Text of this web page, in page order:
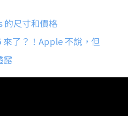
的尺寸和價格
來了？！Apple 不說，但
露